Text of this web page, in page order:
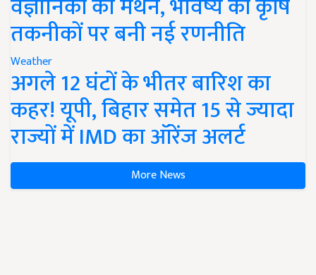
तकनीकों पर बनी नई रणनीति
Weather
अगले 12 घंटों के भीतर बारिश का
कहर! यूपी, बिहार समेत 15 से ज्यादा
राज्यों में IMD का ऑरेंज अलर्ट
More News